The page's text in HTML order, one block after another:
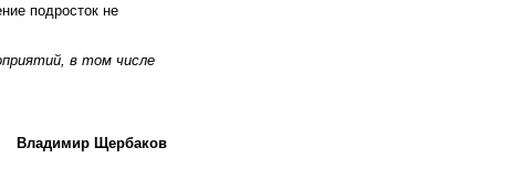
подросток не
в том числе
Владимир Щербаков